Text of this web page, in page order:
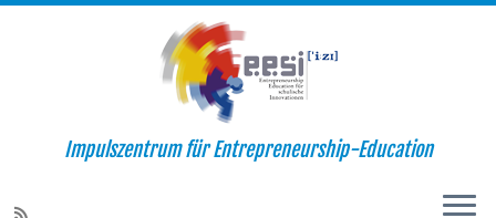
Impulszentrum für Entrepreneurship-Education